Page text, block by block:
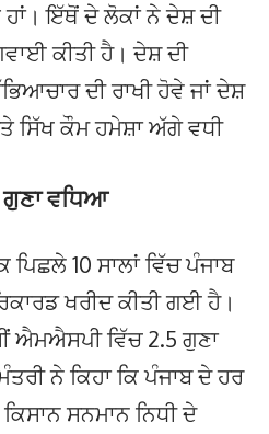
ਇੱਥੋਂ ਦੇ ਲੋਕਾਂ ਨੇ ਦੇਸ਼ ਦੀ
ਕੀਤੀ ਹੈ। ਦੇਸ਼ ਦੀ
ਦੀ ਰਾਖੀ ਹੋਵੇ ਜਾਂ ਦੇਸ਼
ਸਿੱਖ ਕੌਮ ਹਮੇਸ਼ਾ ਅੱਗੇ ਵਧੀ
ਗੁਣਾ ਵਧਿਆ
ਪਿਛਲੇ 10 ਸਾਲਾਂ ਵਿੱਚ ਪੰਜਾਬ
ਖਰੀਦ ਕੀਤੀ ਗਈ ਹੈ।
ਐਮਐਸਪੀ ਵਿੱਚ 2.5 ਗੁਣਾ
ਨੇ ਕਿਹਾ ਕਿ ਪੰਜਾਬ ਦੇ ਹਰ
ਸਨਮਾਨ ਨਿਧੀ ਦੇ